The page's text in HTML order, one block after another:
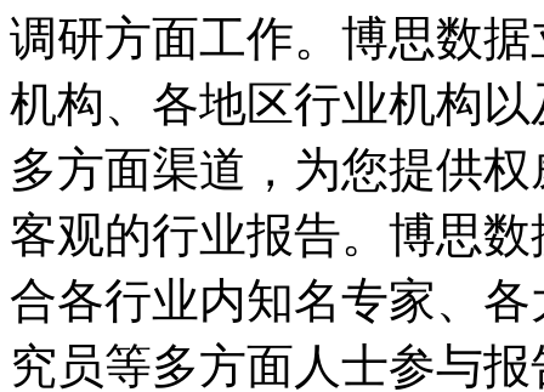
调研方面工作。博思数
机构、各地区行业机构
多方面渠道，为您提供
客观的行业报告。博思
合各行业内知名专家、
究员等多方面人士参与